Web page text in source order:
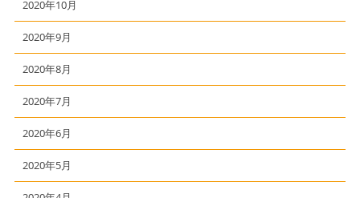
2020年10月
2020年9月
2020年8月
2020年7月
2020年6月
2020年5月